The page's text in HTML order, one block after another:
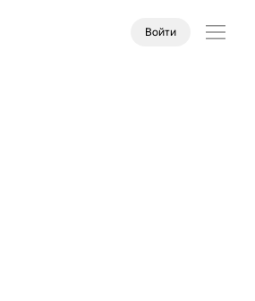
Войти